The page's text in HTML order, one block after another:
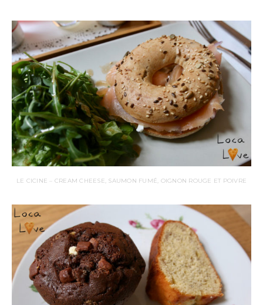
LE CICINE – CREAM CHEESE, SAUMON FUMÉ, OIGNON ROUGE ET POIVRE